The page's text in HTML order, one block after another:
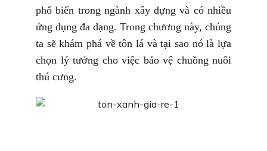
phổ biến trong ngành xây dựng và có nhiều
ứng dụng đa dạng. Trong chương này, chúng
ta sẽ khám phá về tôn lá và tại sao nó là lựa
chọn lý tưởng cho việc bảo vệ chuồng nuôi
thú cưng.